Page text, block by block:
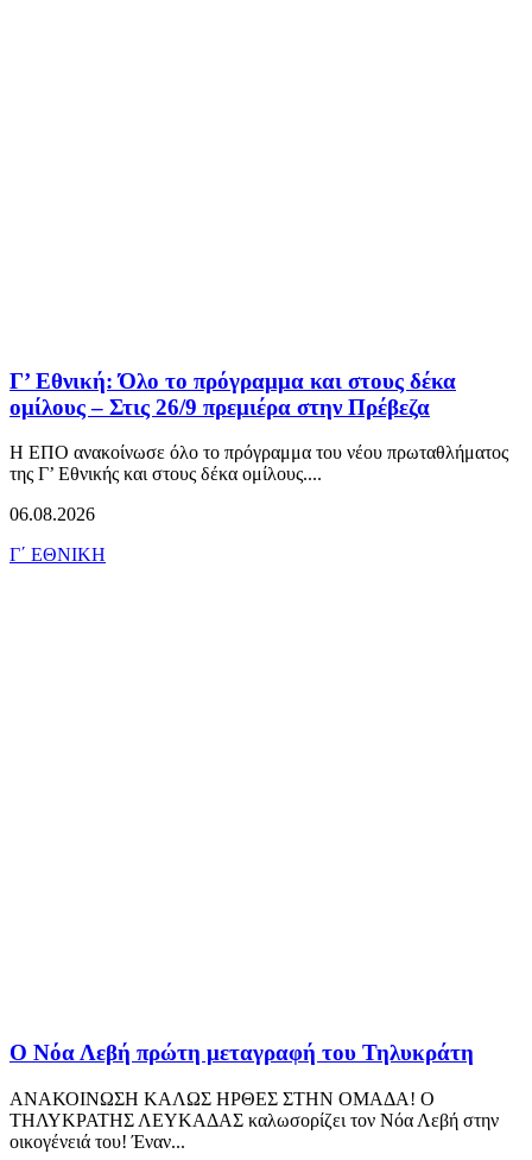
Γ’ Εθνική: Όλο το πρόγραμμα και στους δέκα
ομίλους – Στις 26/9 πρεμιέρα στην Πρέβεζα
Η ΕΠΟ ανακοίνωσε όλο το πρόγραμμα του νέου πρωταθλήματος
της Γ’ Εθνικής και στους δέκα ομίλους....
06.08.2026
Γ΄ ΕΘΝΙΚΗ
Ο Νόα Λεβή πρώτη μεταγραφή του Τηλυκράτη
ΑΝΑΚΟΙΝΩΣΗ ΚΑΛΩΣ ΗΡΘΕΣ ΣΤΗΝ ΟΜΑΔΑ! Ο
ΤΗΛΥΚΡΑΤΗΣ ΛΕΥΚΑΔΑΣ καλωσορίζει τον Νόα Λεβή στην
οικογένειά του! Έναν...